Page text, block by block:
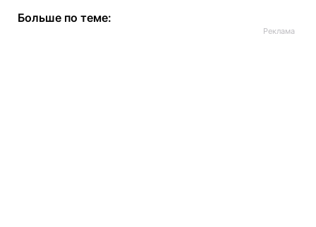
Больше по теме: